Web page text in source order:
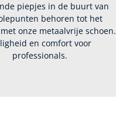
piepjes in de buurt van
behoren tot het
onze metaalvrije schoen.
en comfort voor
professionals.